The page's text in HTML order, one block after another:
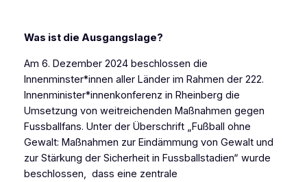
Was ist die Ausgangslage?
Am 6. Dezember 2024 beschlossen die
Innenminster*innen aller Länder im Rahmen der 222.
Innenminister*innenkonferenz in Rheinberg die
Umsetzung von weitreichenden Maßnahmen gegen
Fussballfans. Unter der Überschrift „Fußball ohne
Gewalt: Maßnahmen zur Eindämmung von Gewalt und
zur Stärkung der Sicherheit in Fussballstadien“ wurde
beschlossen, dass eine zentrale